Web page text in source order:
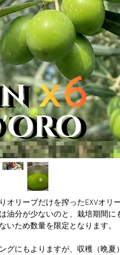
オリーブだけを搾ったEXVオリ
油分が少ないのと、栽培期間に
いため数量を限定となります。
グにもよりますが、収穫（晩